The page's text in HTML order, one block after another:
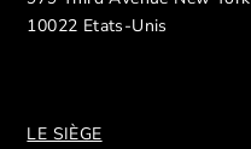
10022 Etats-Unis
LE SIÈGE